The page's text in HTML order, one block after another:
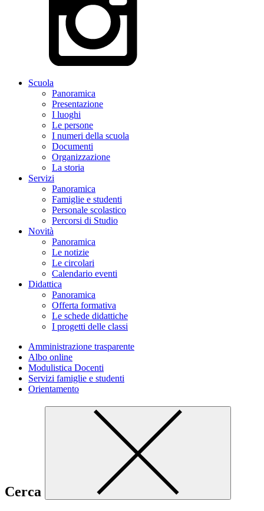
Scuola
Panoramica
Presentazione
I luoghi
Le persone
I numeri della scuola
Documenti
Organizzazione
La storia
Servizi
Panoramica
Famiglie e studenti
Personale scolastico
Percorsi di Studio
Novità
Panoramica
Le notizie
Le circolari
Calendario eventi
Didattica
Panoramica
Offerta formativa
Le schede didattiche
I progetti delle classi
Amministrazione trasparente
Albo online
Modulistica Docenti
Servizi famiglie e studenti
Orientamento
Cerca